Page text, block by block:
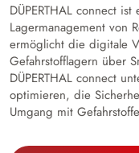
DÜPERTHAL connect
Lagermanagement von
ermöglicht die digitale
Gefahrstofflagern über
DÜPERTHAL connect
optimieren, die
Umgang mit